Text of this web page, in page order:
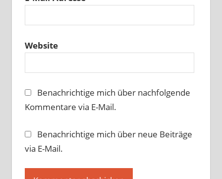
Website
Benachrichtige mich über nachfolgende
Kommentare via E-Mail.
Benachrichtige mich über neue Beiträge
via E-Mail.